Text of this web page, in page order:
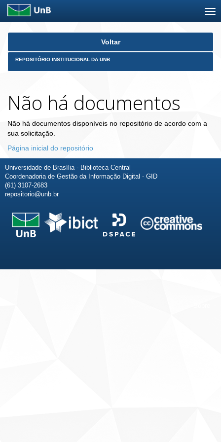
Skip
Voltar
REPOSITÓRIO INSTITUCIONAL DA UNB
Não há documentos
Não há documentos disponíveis no repositório de acordo com a
sua solicitação.
Página inicial do repositório
Universidade de Brasília - Biblioteca Central
Coordenadoria de Gestão da Informação Digital - GID
(61) 3107-2683
repositorio@unb.br